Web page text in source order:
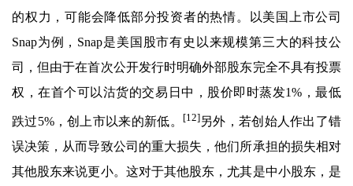
的权力，可能会降低部分投资者的热情。以美国上市公司
Snap为例，Snap是美国股市有史以来规模第三大的科技公
司，但由于在首次公开发行时明确外部股东完全不具有投票
权，在首个可以沽货的交易日中，股价即时蒸发1%，最低
跌过5%，创上市以来的新低。 [12]另外，若创始人作出了错
误决策，从而导致公司的重大损失，他们所承担的损失相对
其他股东来说更小。这对于其他股东，尤其是中小股东，是